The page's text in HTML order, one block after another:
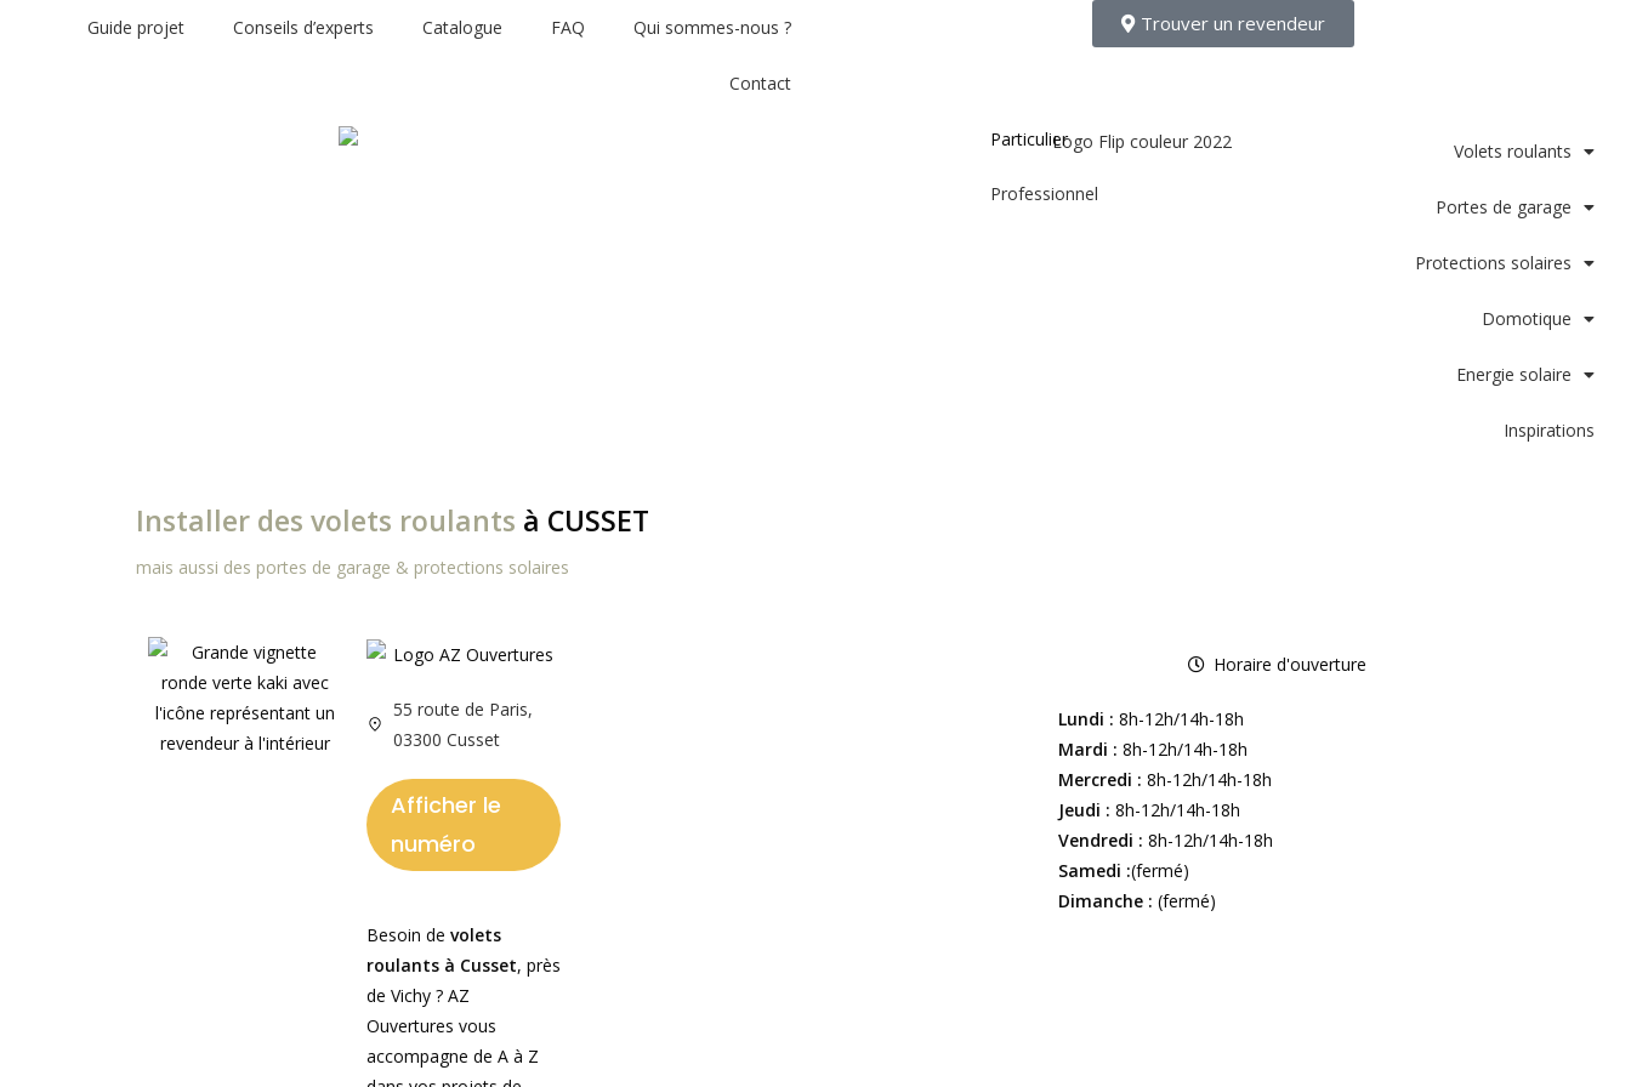
Guide projet Conseils d’experts Catalogue FAQ Qui sommes-nous ?
Contact
Trouver un revendeur
Particulier
Professionnel
Volets roulants
Portes de garage
Protections solaires
Domotique
Energie solaire
Inspirations
Installer des volets roulants à CUSSET
mais aussi des portes de garage & protections solaires
55 route de Paris,
03300 Cusset
Afficher le
numéro
Besoin de volets
roulants à Cusset, près
de Vichy ? AZ
Ouvertures vous
accompagne de A à Z
Horaire d'ouverture
Lundi : 8h-12h/14h-18h
Mardi : 8h-12h/14h-18h
Mercredi : 8h-12h/14h-18h
Jeudi : 8h-12h/14h-18h
Vendredi : 8h-12h/14h-18h
Samedi :(fermé)
Dimanche : (fermé)